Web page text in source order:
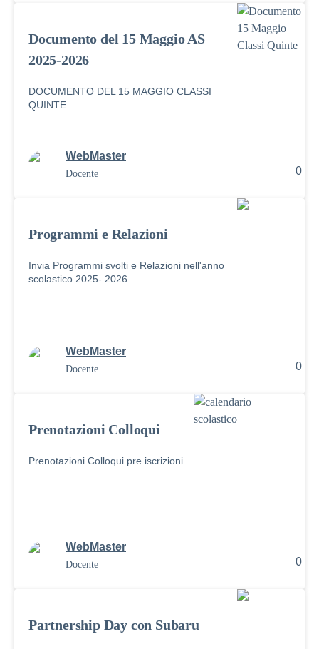
Documento del 15 Maggio AS
2025-2026
DOCUMENTO DEL 15 MAGGIO CLASSI
QUINTE
WebMaster
Docente 0
Programmi e Relazioni
Invia Programmi svolti e Relazioni nell'anno
scolastico 2025- 2026
WebMaster
Docente 0
Prenotazioni Colloqui
Prenotazioni Colloqui pre iscrizioni
WebMaster
Docente 0
Partnership Day con Subaru